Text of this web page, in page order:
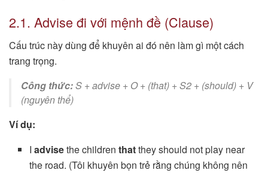
2.1. Advise đi với mệnh đề (Clause)
Cấu trúc này dùng để khuyên ai đó nên làm gì một cách
trang trọng.
Công thức:S + advise + O + (that) + S2 + (should) + V
(nguyên thể)
Ví dụ:
Iadvisethe childrenthatthey should not play near
the road. (Tôi khuyên bọn trẻ rằng chúng không nên